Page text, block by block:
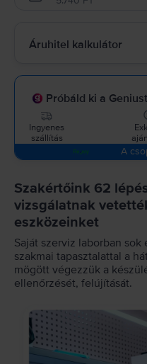
Áruhitel kalkulátor
Próbáld ki a
Ingyenes
szállítás
A
Szakértőink 62
vizsgálatnak
eszközeinket
Saját szerviz laborban sok
szakmai tapasztalattal a
mögött végezzük a
ellenőrzését, felújítását.